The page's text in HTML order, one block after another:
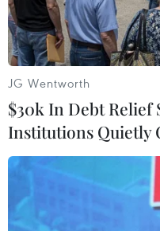
JG Wentworth
$30k In Debt Relief
Institutions Quietly